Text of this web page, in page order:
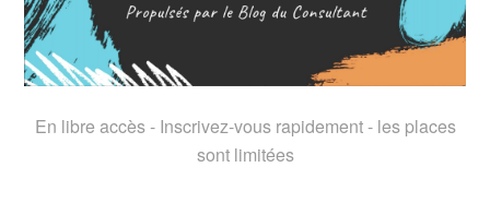
En libre accès - Inscrivez-vous rapidement - les places
sont limitées